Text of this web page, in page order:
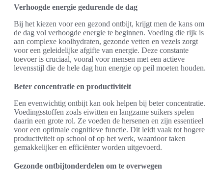
Verhoogde energie gedurende de dag
Bij het kiezen voor een gezond ontbijt, krijgt men de kans om
de dag vol verhoogde energie te beginnen. Voeding die rijk is
aan complexe koolhydraten, gezonde vetten en vezels zorgt
voor een geleidelijke afgifte van energie. Deze constante
toevoer is cruciaal, vooral voor mensen met een actieve
levensstijl die de hele dag hun energie op peil moeten houden.
Beter concentratie en productiviteit
Een evenwichtig ontbijt kan ook helpen bij beter concentratie.
Voedingsstoffen zoals eiwitten en langzame suikers spelen
daarin een grote rol. Ze voeden de hersenen en zijn essentieel
voor een optimale cognitieve functie. Dit leidt vaak tot hogere
productiviteit op school of op het werk, waardoor taken
gemakkelijker en efficiënter worden uitgevoerd.
Gezonde ontbijtonderdelen om te overwegen